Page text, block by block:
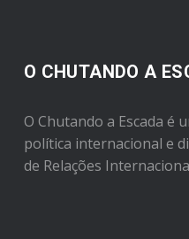
O CHUTANDO A
O Chutando a Escada é
política internacional e
de Relações